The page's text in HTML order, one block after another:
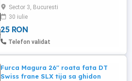
Prdus nou, sigilat. Latime: 3cm Lungime:
200cm Culorile disponibile sunt cele din
pozale atasate acestui anunt.
Sector 3, Bucuresti
30 iulie
25 RON
Telefon validat
Furca Magura 26'' roata fata DT
Swiss frane SLX tija sa ghidon